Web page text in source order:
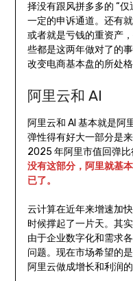
择没有跟风拼多多的 “
一定的申诉通道。还有
或者就是亏钱的重资产
些都是这两年做对了的
改变电商基本盘的所处格
阿里云和 AI
阿里云和 AI 基本就是阿
弹性得有好大一部分是
2025 年阿里市值回弹比
没有这部分，阿里就基
已了。
云计算在近年来增速加
时候撑起了一片天。其
由于企业数字化和需求
问题。现在市场希望的
阿里云做成增长和利润的